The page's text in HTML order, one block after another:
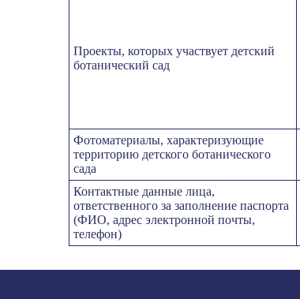
Проекты, которых участвует детский
ботанический сад
Фотоматериалы, характеризующие
территорию детского ботанического
сада
Контактные данные лица,
ответственного за заполнение паспорта
(ФИО, адрес электронной почты,
телефон)